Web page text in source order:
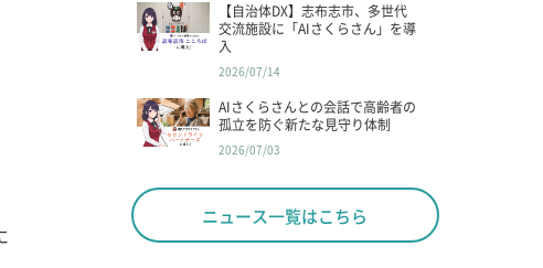
【自治体DX】志布志市、多世代
交流施設に「AIさくらさん」を導
入
2026/07/14
AIさくらさんとの会話で高齢者の
孤立を防ぐ新たな見守り体制
2026/07/03
ニュース一覧はこちら